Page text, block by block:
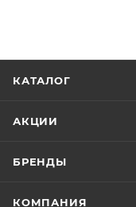
КАТАЛОГ
АКЦИИ
БРЕНДЫ
КОМПАНИЯ